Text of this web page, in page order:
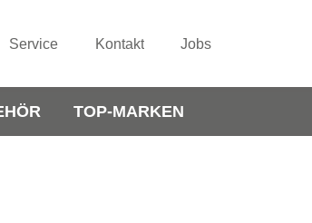
Service Kontakt Jobs
TOP-MARKEN